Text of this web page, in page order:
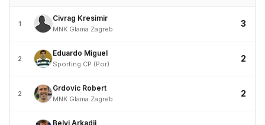
1
Civrag Kresimir
MNK Glama Zagreb
3
2
Eduardo Miguel
Sporting CP (Por)
2
2
Grdovic Robert
MNK Glama Zagreb
2
Belyj Arkadij